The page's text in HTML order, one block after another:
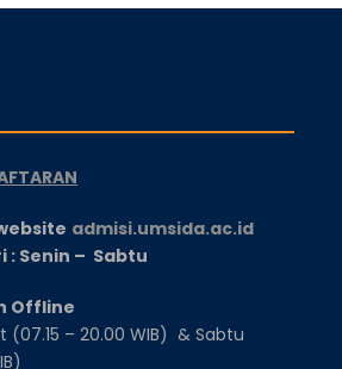
admisi.umsida.ac.id
: Senin – Sabtu
Offline
(07.15 – 20.00 WIB) & Sabtu